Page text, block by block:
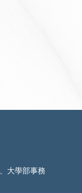
大學部事務